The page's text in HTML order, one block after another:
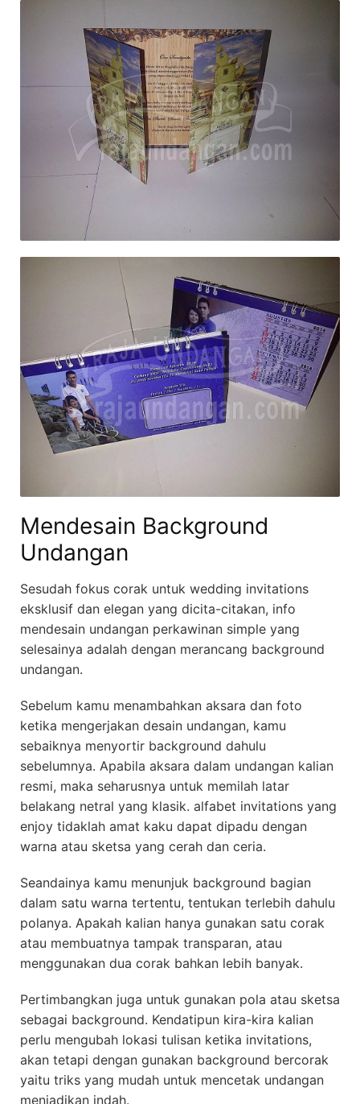
Mendesain Background
Undangan
Sesudah fokus corak untuk wedding invitations
eksklusif dan elegan yang dicita-citakan, info
mendesain undangan perkawinan simple yang
selesainya adalah dengan merancang background
undangan.
Sebelum kamu menambahkan aksara dan foto
ketika mengerjakan desain undangan, kamu
sebaiknya menyortir background dahulu
sebelumnya. Apabila aksara dalam undangan kalian
resmi, maka seharusnya untuk memilah latar
belakang netral yang klasik. alfabet invitations yang
enjoy tidaklah amat kaku dapat dipadu dengan
warna atau sketsa yang cerah dan ceria.
Seandainya kamu menunjuk background bagian
dalam satu warna tertentu, tentukan terlebih dahulu
polanya. Apakah kalian hanya gunakan satu corak
atau membuatnya tampak transparan, atau
menggunakan dua corak bahkan lebih banyak.
Pertimbangkan juga untuk gunakan pola atau sketsa
sebagai background. Kendatipun kira-kira kalian
perlu mengubah lokasi tulisan ketika invitations,
akan tetapi dengan gunakan background bercorak
yaitu triks yang mudah untuk mencetak undangan
menjadikan indah.